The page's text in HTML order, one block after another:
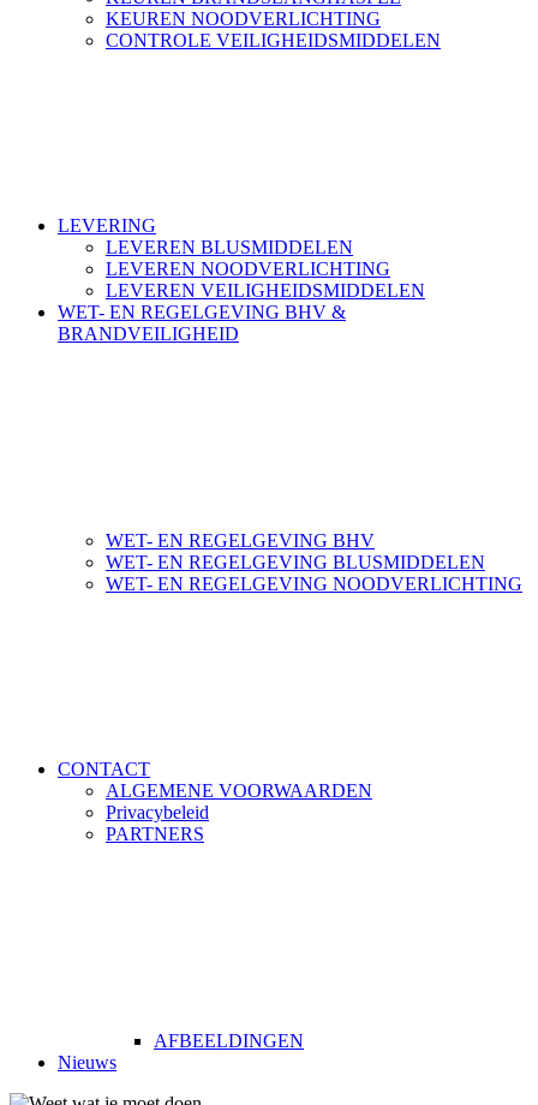
KEUREN NOODVERLICHTING
CONTROLE VEILIGHEIDSMIDDELEN
LEVERING
LEVEREN BLUSMIDDELEN
LEVEREN NOODVERLICHTING
LEVEREN VEILIGHEIDSMIDDELEN
WET- EN REGELGEVING BHV &
BRANDVEILIGHEID
WET- EN REGELGEVING BHV
WET- EN REGELGEVING BLUSMIDDELEN
WET- EN REGELGEVING NOODVERLICHTING
CONTACT
ALGEMENE VOORWAARDEN
Privacybeleid
PARTNERS
AFBEELDINGEN
Nieuws